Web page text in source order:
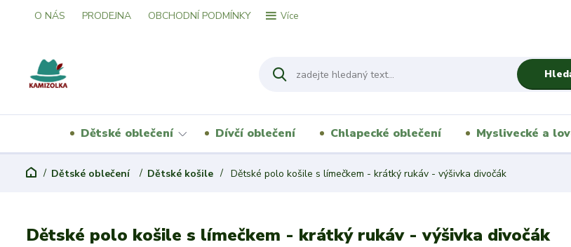
O NÁS PRODEJNA OBCHODNÍ PODMÍNKY Více
Dětské oblečení Dívčí oblečení Chlapecké oblečení Myslivecké a
Dětské oblečení Dětské košile Dětské polo košile s límečkem - krátký rukáv - výšivka divočák
Dětské polo košile s límečkem - krátký rukáv - výšivka divočák